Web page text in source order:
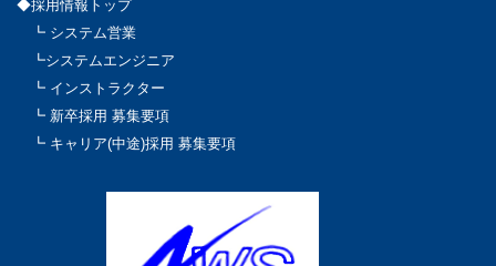
◆採用情報トップ
┗ システム営業
┗システムエンジニア
┗ インストラクター
┗ 新卒採用 募集要項
┗ キャリア(中途)採用 募集要項